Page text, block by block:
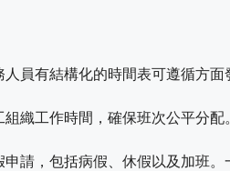
員有結構化的時間表可遵循方面
織工作時間，確保班次公平分配。
請，包括病假、休假以及加班。